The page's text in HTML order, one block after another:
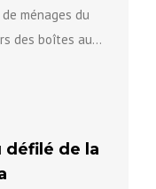
ménages du
des boîtes aux
défilé de la